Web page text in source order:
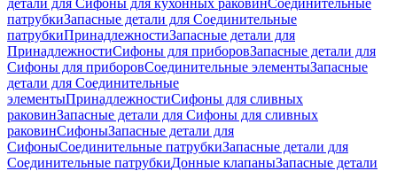
детали для Сифоны для кухонных раковинСоединительные
патрубкиЗапасные детали для Соединительные
патрубкиПринадлежностиЗапасные детали для
ПринадлежностиСифоны для приборовЗапасные детали для
Сифоны для приборовСоединительные элементыЗапасные
детали для Соединительные
элементыПринадлежностиСифоны для сливных
раковинЗапасные детали для Сифоны для сливных
раковинСифоныЗапасные детали для
СифоныСоединительные патрубкиЗапасные детали для
Соединительные патрубкиДонные клапаныЗапасные детали